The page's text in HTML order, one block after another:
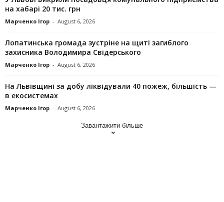
на хабарі 20 тис. грн
Марченко Ігор - August 6, 2026
Лопатинська громада зустріне на щиті загиблого
захисника Володимира Свідерського
Марченко Ігор - August 6, 2026
На Львівщині за добу ліквідували 40 пожеж, більшість —
в екосистемах
Марченко Ігор - August 6, 2026
Завантажити більше